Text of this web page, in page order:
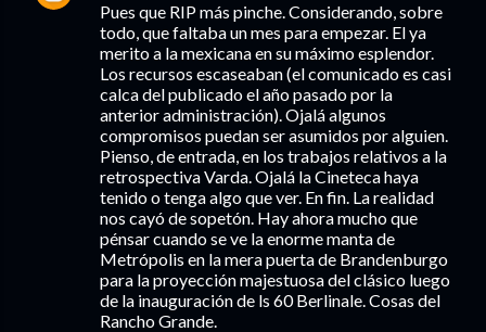
Pues que RIP más pinche. Considerando, sobre
todo, que faltaba un mes para empezar. El ya
merito a la mexicana en su máximo esplendor.
Los recursos escaseaban (el comunicado es casi
calca del publicado el año pasado por la
anterior administración). Ojalá algunos
compromisos puedan ser asumidos por alguien.
Pienso, de entrada, en los trabajos relativos a la
retrospectiva Varda. Ojalá la Cineteca haya
tenido o tenga algo que ver. En fin. La realidad
nos cayó de sopetón. Hay ahora mucho que
pénsar cuando se ve la enorme manta de
Metrópolis en la mera puerta de Brandenburgo
para la proyección majestuosa del clásico luego
de la inauguración de ls 60 Berlinale. Cosas del
Rancho Grande.